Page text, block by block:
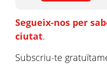
Segueix-nos per
ciutat.
Subscriu-te